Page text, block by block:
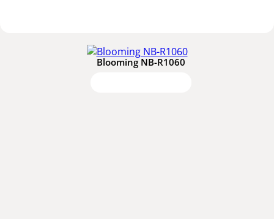
Blooming NB-R1060